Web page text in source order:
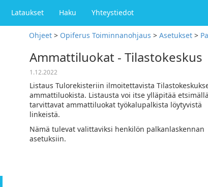
Lataukset Haku Yhteystiedot
Ohjeet > Opiferus Toiminnanohjaus > Asetukset >
Ammattiluokat - Tilastokeskus
1.12.2022
Listaus Tulorekisteriin ilmoitettavista
ammattiluokista. Listausta voi itse ylläpitää etsimällä
tarvittavat ammattiluokat työkalupalkista löytyvistä
linkeistä.
Nämä tulevat valittaviksi henkilön palkanlaskennan
asetuksiin.